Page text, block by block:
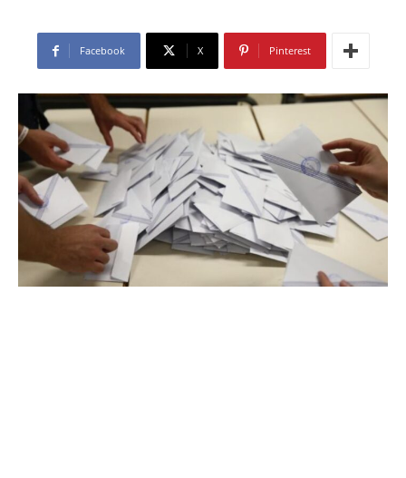
Facebook X Pinterest